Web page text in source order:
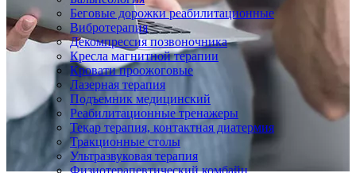
Беговые дорожки реабилитационные
Вибротерапия
Декомпрессия позвоночника
Кресла магнитной терапии
Кровати проожоговые
Лазерная терапия
Подъемник медицинский
Реабилитационные тренажеры
Текар терапия, контактная диатермия
Тракционные столы
Ультразвуковая терапия
Физиотерапевтический комбайн